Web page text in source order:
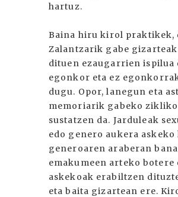
hartuz.
Baina hiru kirol praktikek,
Zalantzarik gabe
dituen ezaugarrien
egonkor eta ez
dugu. Opor, lanegun eta
memoriarik gabeko
sustatzen da. Jarduleak
edo genero aukera
generoaren araberan
emakumeen arteko
askekoak erabiltzen
eta baita gizartean ere.